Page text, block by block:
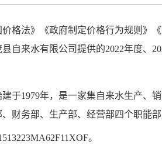
格法》《政府制定价格行为规则》
县自来水有限公司提供的2022年度、
于1979年，是一家集自来水生产、
财务部、生产部、经营部四个职能
。